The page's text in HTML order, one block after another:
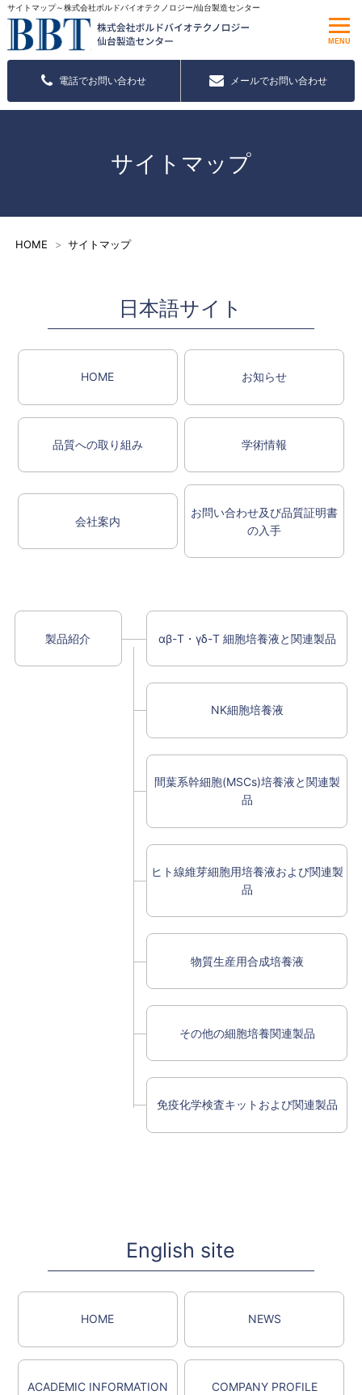
サイトマップ～株式会社ボルドバイオテクノロジー/仙台製造センター
MENU
電話でお問い合わせ メールでお問い合わせ
サイトマップ
HOME サイトマップ
日本語サイト
HOME お知らせ
品質への取り組み 学術情報
会社案内
お問い合わせ及び品質証明書
の入手
製品紹介 αβ-T・γδ-T 細胞培養液と関連製品
NK細胞培養液
間葉系幹細胞(MSCs)培養液と関連製
品
ヒト線維芽細胞用培養液および関連製
品
物質生産用合成培養液
その他の細胞培養関連製品
免疫化学検査キットおよび関連製品
English site
HOME NEWS
ACADEMIC INFORMATION COMPANY PROFILE